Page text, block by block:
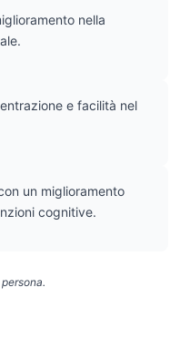
nella
e facilità nel
un miglioramento
cognitive.